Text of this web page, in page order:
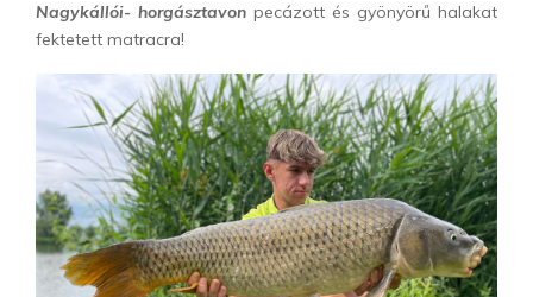
Nagykállói- horgásztavon pecázott és gyönyörű halakat
fektetett matracra!